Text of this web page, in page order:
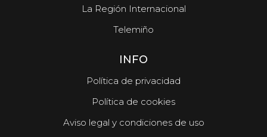
La Región Internacional
Telemiño
INFO
Política de privacidad
Política de cookies
Aviso legal y condiciones de uso